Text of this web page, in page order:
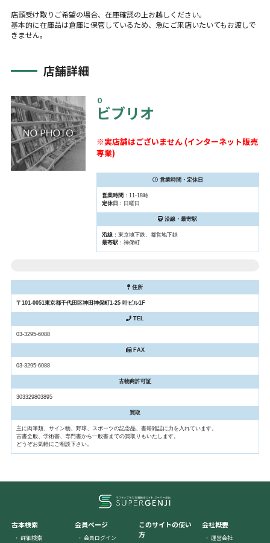
店頭受け取りご希望の場合、在庫確認の上お越しください。
基本的に在庫品は倉庫に保管しているため、急にご来店いたいてもお渡しで
きません。
店舗詳細
０
ビブリオ
※実店舗はございません (インターネット販売
専業)
営業時間・定休日
営業時間 ：11-18時
定休日 ：日曜日
沿線・最寄駅
沿線：東京地下鉄、都営地下鉄
最寄駅：神保町
住所
〒101-0051東京都千代田区神田神保町1-25 叶ビル1F
TEL
03-3295-6088
FAX
03-3295-6088
古物商許可証
303329803895
買取
主に肉筆類、サイン物、野球、スポーツの記念品、書籍雑誌に力を入れています。
古書全般、学術書、専門書から一般書までの買取りもいたします。
どうぞお気軽にご相談下さい。
古本検索
詳細検索
会員ページ
会員ログイン
このサイトの使い
方
会社概要
運営会社